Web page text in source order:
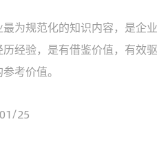
为规范化的知识内容，是企
历经验，是有借鉴价值，有效
考价值。
25